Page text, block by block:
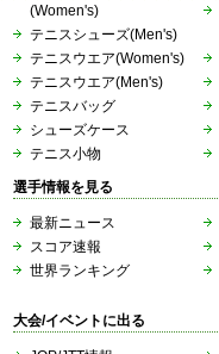
(Women's)
テニスシューズ(Men's)
テニスウエア(Women's)
テニスウエア(Men's)
テニスバッグ
シューズケース
テニス小物
選手情報を見る
最新ニュース
スコア速報
世界ランキング
大会/イベントに出る